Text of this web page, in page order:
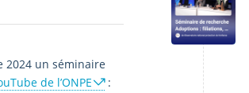
2024 un séminaire
de l’ONPE
: